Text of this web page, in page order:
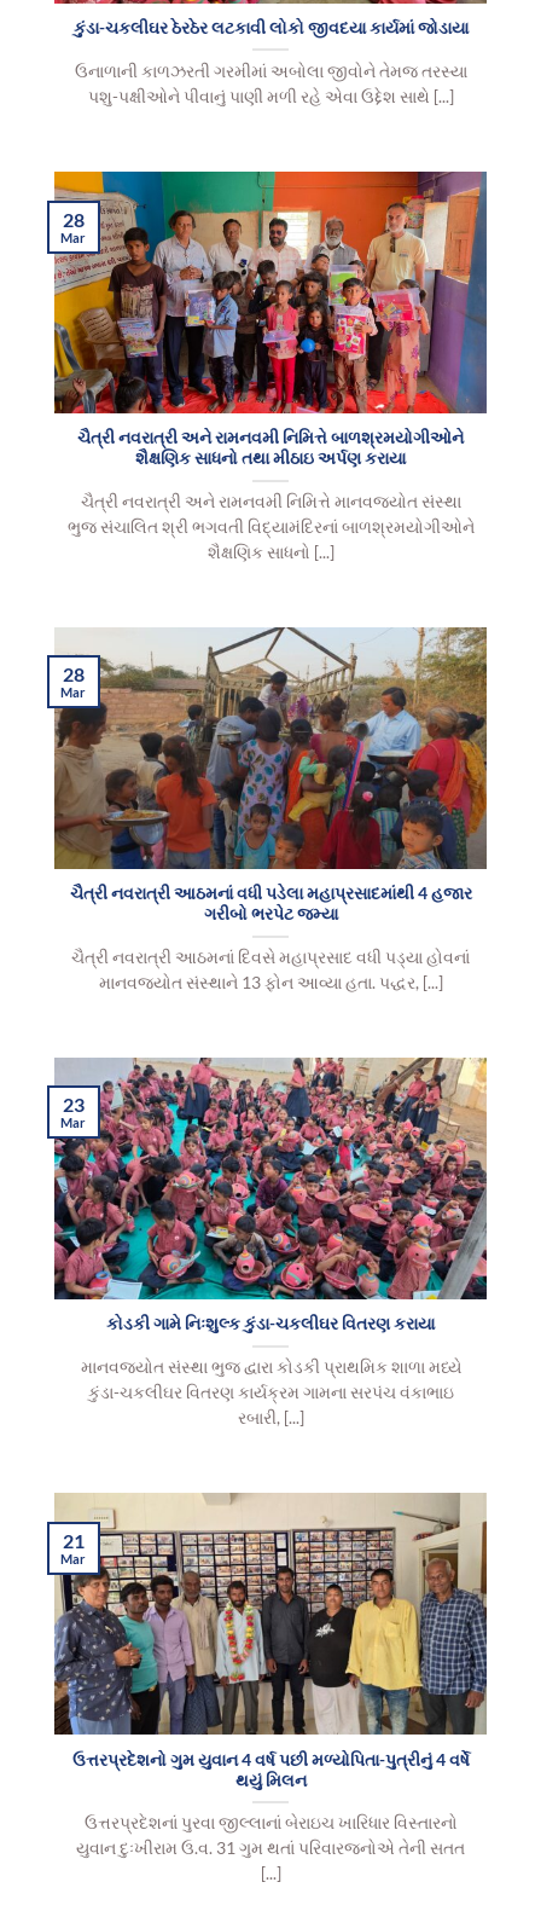
કુંડા-ચકલીઘર ઠેરઠેર લટકાવી લોકો જીવદયા કાર્યમાં જોડાયા
ઉનાળાની કાળઝરતી ગરમીમાં અબોલા જીવોને તેમજ તરસ્યા
પશુ-પક્ષીઓને પીવાનું પાણી મળી રહે એવા ઉદ્દેશ સાથે [...]
ચૈત્રી નવરાત્રી અને રામનવમી નિમિત્તે બાળશ્રમયોગીઓને
શૈક્ષણિક સાધનો તથા મીઠાઇ અર્પણ કરાયા
ચૈત્રી નવરાત્રી અને રામનવમી નિમિત્તે માનવજ્યોત સંસ્થા
ભુજ સંચાલિત શ્રી ભગવતી વિદ્યામંદિરનાં બાળશ્રમયોગીઓને
શૈક્ષણિક સાધનો [...]
28
Mar
ચૈત્રી નવરાત્રી આઠમનાં વધી પડેલા મહાપ્રસાદમાંથી 4 હજાર
ગરીબો ભરપેટ જમ્યા
ચૈત્રી નવરાત્રી આઠમનાં દિવસે મહાપ્રસાદ વધી પડ્યા હોવનાં
માનવજ્યોત સંસ્થાને 13 ફોન આવ્યા હતા. પદ્ધર, [...]
28
Mar
કોડકી ગામે નિઃશુલ્ક કુંડા-ચકલીઘર વિતરણ કરાયા
માનવજ્યોત સંસ્થા ભુજ દ્વારા કોડકી પ્રાથમિક શાળા મધ્યે
કુંડા-ચકલીઘર વિતરણ કાર્યક્રમ ગામના સરપંચ વંકાભાઇ
રબારી, [...]
23
Mar
ઉત્તરપ્રદેશનો ગુમ યુવાન 4 વર્ષ પછી મળ્યોપિતા-પુત્રીનું 4 વર્ષે
થયું મિલન
ઉત્તરપ્રદેશનાં પુરવા જીલ્લાનાં બેરાઇચ ખારિધાર વિસ્તારનો
યુવાન દુઃખીરામ ઉ.વ. 31 ગુમ થતાં પરિવારજનોએ તેની સતત
[...]
21
Mar